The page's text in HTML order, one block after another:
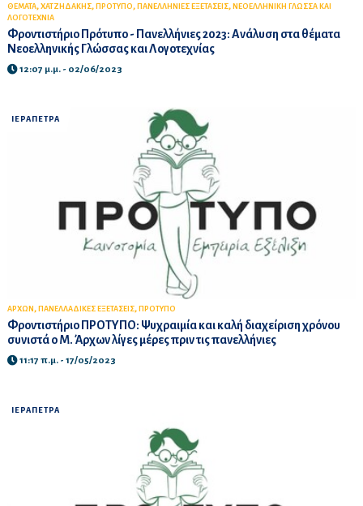
ΘΕΜΑΤΑ, ΧΑΤΖΗΔΑΚΗΣ, ΠΡΟΤΥΠΟ, ΠΑΝΕΛΛΗΝΙΕΣ ΕΞΕΤΑΣΕΙΣ, ΝΕΟΕΛΛΗΝΙΚΗ ΓΛΩΣΣΑ ΚΑΙ
ΛΟΓΟΤΕΧΝΙΑ
Φροντιστήριο Πρότυπο - Πανελλήνιες 2023: Ανάλυση στα θέματα
Νεοελληνικής Γλώσσας και Λογοτεχνίας
12:07 μ.μ. - 02/06/2023
ΙΕΡΑΠΕΤΡΑ
ΑΡΧΩΝ , ΠΑΝΕΛΛΑΔΙΚΕΣ ΕΞΕΤΑΣΕΙΣ, ΠΡΟΤΥΠΟ
Φροντιστήριο ΠΡΟΤΥΠΟ: Ψυχραιμία και καλή διαχείριση χρόνου
συνιστά ο Μ. Άρχων λίγες μέρες πριν τις πανελλήνιες
11:17 π.μ. - 17/05/2023
ΙΕΡΑΠΕΤΡΑ